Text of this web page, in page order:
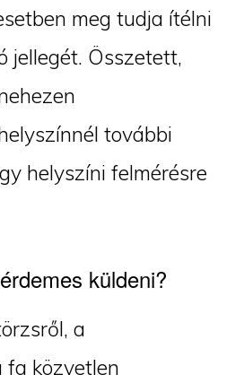
meg tudja ítélni
jellegét. Összetett,
további
helyszíni felmérésre
küldeni?
a
fa közvetlen